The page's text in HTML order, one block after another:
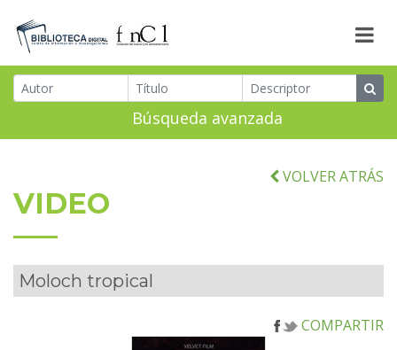
Búsqueda avanzada
VOLVER ATRÁS
VIDEO
Moloch tropical
COMPARTIR